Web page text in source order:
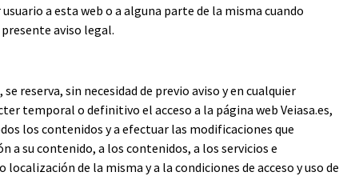
a esta web o a alguna parte de la misma cuando
aviso legal.
reserva, sin necesidad de previo aviso y en cualquier
temporal o definitivo el acceso a la página web Veiasa.es,
los contenidos y a efectuar las modificaciones que
a su contenido, a los contenidos, a los servicios e
de la misma y a la condiciones de acceso y uso de